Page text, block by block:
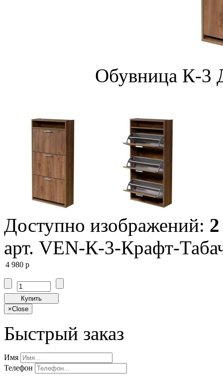
Обувница К-3
Доступно изображений: 2
арт. VEN-К-3-Крафт-
4 980 p
Купить
×Close
Быстрый заказ
Имя
Телефон